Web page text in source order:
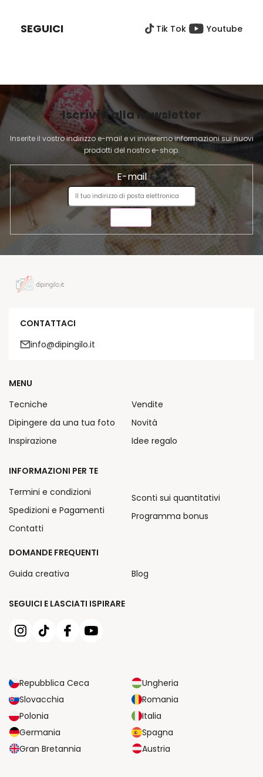
'
e
l
e
n
c
o
G
N
A
SEGUICI Tik Tok Youtube
Iscriviti alla newsletter
Inserite il vostro indirizzo e-mail e vi invieremo informazioni sui nuovi
prodotti del nostro e-shop.
E-mail
CONTATTACI
info@dipingilo.it
SEGUICI E LASCIATI ISPIRARE
Repubblica Ceca
Ungheria
Slovacchia
Romania
Polonia
Italia
Germania
Spagna
Gran Bretannia
Austria
MENU
Tecniche
Dipingere da una tua foto
Inspirazione
Vendite
Novità
Idee regalo
INFORMAZIONI PER TE
Termini e condizioni
Spedizioni e Pagamenti
Contatti
Sconti sui quantitativi
Programma bonus
DOMANDE FREQUENTI
Guida creativa
Blog